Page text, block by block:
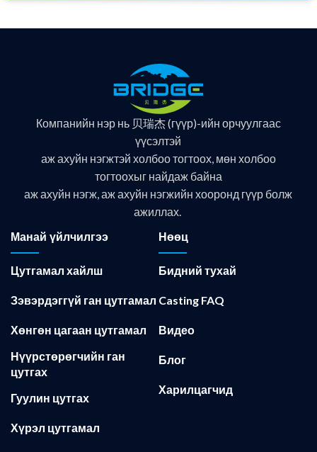
Компанийн нэр нь 贝瑞杰 (гүүр)-ийн орчуулгаас
үүсэлтэй
аж ахуйн нэгжтэй холбоо тогтоох, мөн холбоо
тогтоохыг найдаж байна
аж ахуйн нэгж, аж ахуйн нэгжийн хооронд гүүр болж
ажиллах.
Манай үйлчилгээ
Цутгамал хайлш
Зэвэрдэггүй ган цутгамал
Хөнгөн цагаан цутгамал
Нүүрстөрөгчийн ган
цутгах
Гуулин цутгах
Хүрэл цутгамал
Нөөц
Бидний тухай
Casting FAQ
Видео
Блог
Харилцагчид